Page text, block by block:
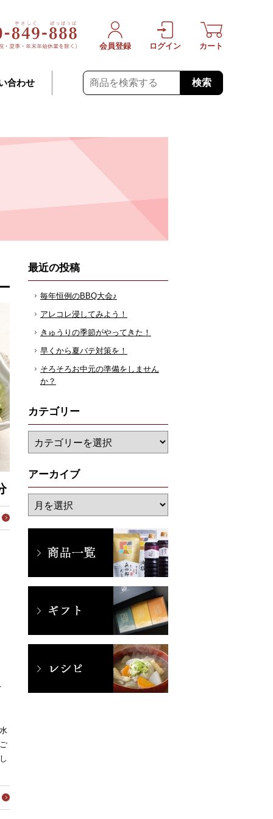
合わせ 検索
会員登録 ログイン カート
最近の投稿
毎年恒例のBBQ大会♪
アレコレ浸してみよう！
きゅうりの季節がやってきた！
早くから夏バテ対策を！
そろそろお中元の準備をしません
か？
カテゴリー
アーカイブ